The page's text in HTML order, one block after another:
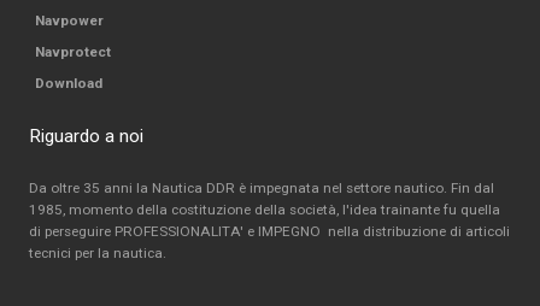
Navpower
Navprotect
Download
Riguardo a noi
Da oltre 35 anni la Nautica DDR è impegnata nel settore nautico. Fin dal
1985, momento della costituzione della società, l'idea trainante fu quella
di perseguire PROFESSIONALITA' e IMPEGNO nella distribuzione di articoli
tecnici per la nautica.